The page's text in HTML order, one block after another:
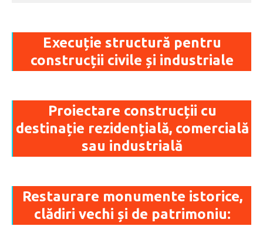
Execuție structură pentru
construcții civile și industriale
Proiectare construcții cu
destinație rezidențială, comercială
sau industrială
Restaurare monumente istorice,
clădiri vechi și de patrimoniu: